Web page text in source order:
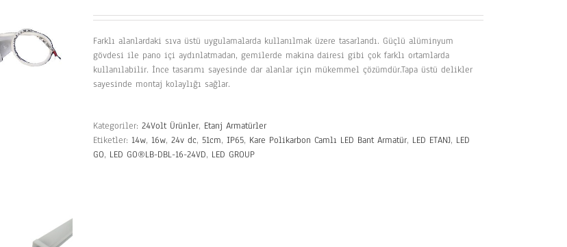
Farklı alanlardaki sıva üstü uygulamalarda kullanılmak üzere tasarlandı. Güçlü alüminyum
gövdesi ile pano içi aydınlatmadan, gemilerde makina dairesi gibi çok farklı ortamlarda
kullanılabilir. İnce tasarımı sayesinde dar alanlar için mükemmel çözümdür.Tapa üstü delikler
sayesinde montaj kolaylığı sağlar.
Kategoriler: 24Volt Ürünler, Etanj Armatürler
Etiketler: 14w, 16w, 24v dc, 51cm, IP65, Kare Polikarbon Camlı LED Bant Armatür, LED ETANJ, LED
GO, LED GO®LB-DBL-16-24VD, LED GROUP